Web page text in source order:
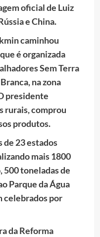
oficial de Luiz
e China.
caminhou
é organizada
Sem Terra
na zona
presidente
rurais, comprou
produtos.
23 estados
mais 1800
500 toneladas de
Parque da Água
celebrados por
da Reforma